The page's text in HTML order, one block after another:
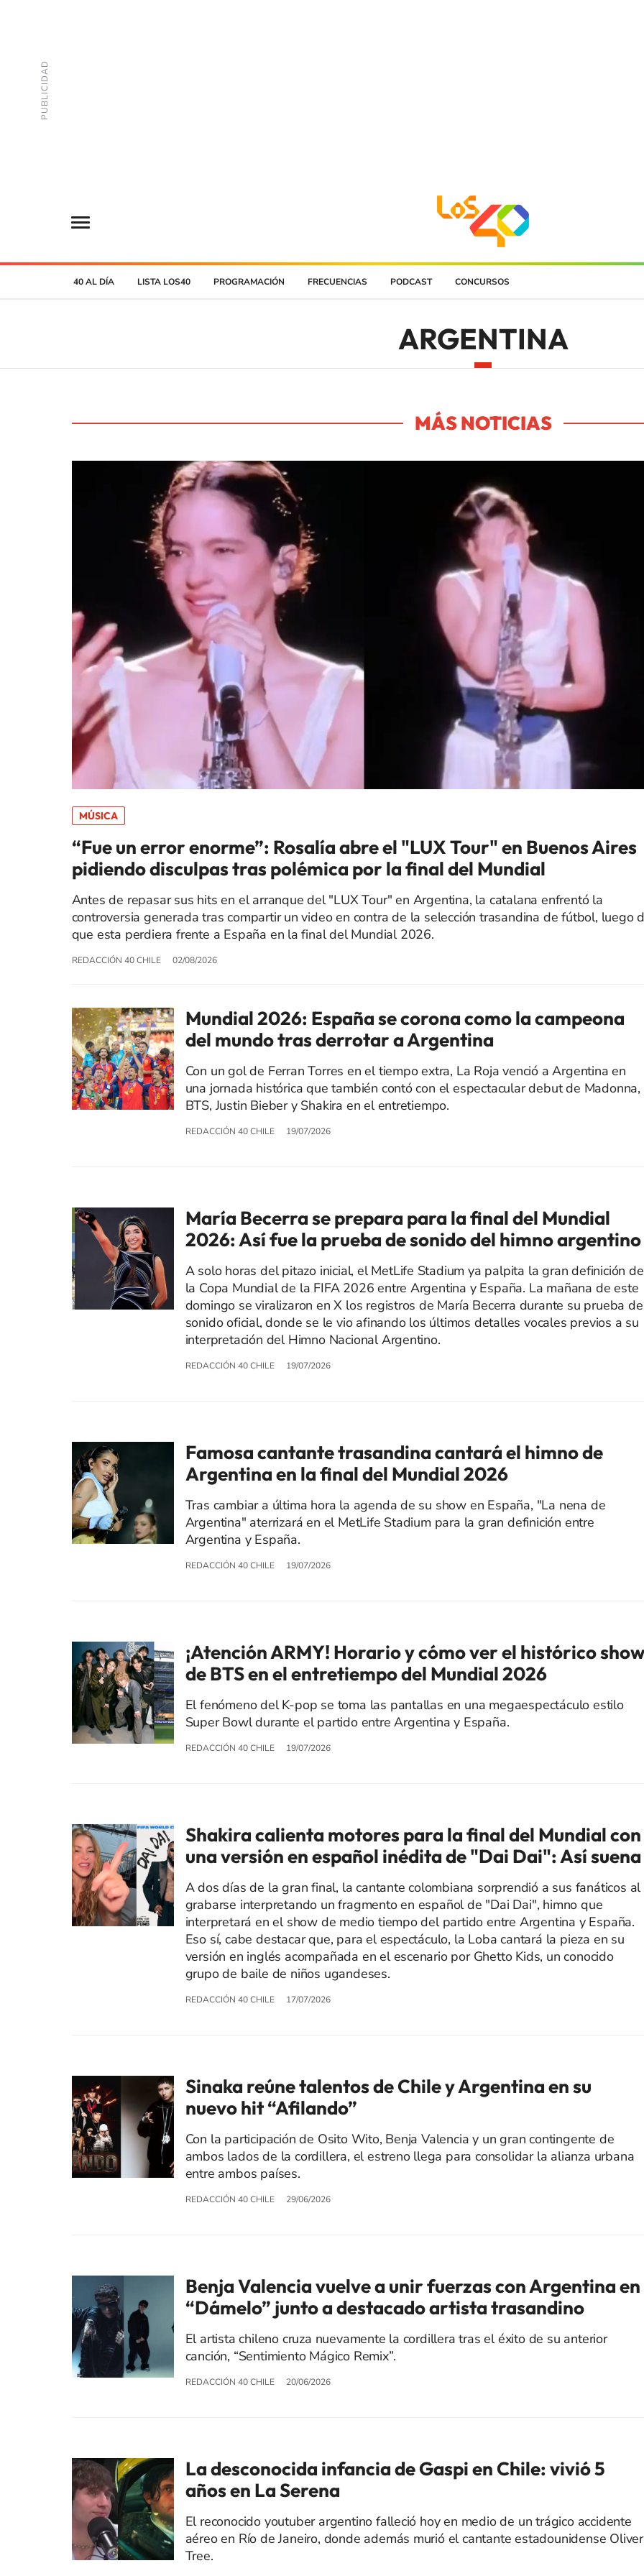
40 AL DÍA LISTA LOS40 PROGRAMACIÓN FRECUENCIAS PODCAST CONCURSOS
ARGENTINA
MÁS NOTICIAS
MÚSICA
“Fue un error enorme”: Rosalía abre el "LUX Tour" en Buenos Aires
pidiendo disculpas tras polémica por la final del Mundial
Antes de repasar sus hits en el arranque del "LUX Tour" en Argentina, la catalana enfrentó la
controversia generada tras compartir un video en contra de la selección trasandina de fútbol, luego
que esta perdiera frente a España en la final del Mundial 2026.
REDACCIÓN 40 CHILE 02/08/2026
Mundial 2026: España se corona como la campeona
del mundo tras derrotar a Argentina
Con un gol de Ferran Torres en el tiempo extra, La Roja venció a Argentina en
una jornada histórica que también contó con el espectacular debut de Madonna,
BTS, Justin Bieber y Shakira en el entretiempo.
REDACCIÓN 40 CHILE 19/07/2026
María Becerra se prepara para la final del Mundial
2026: Así fue la prueba de sonido del himno argentino
A solo horas del pitazo inicial, el MetLife Stadium ya palpita la gran definición de
la Copa Mundial de la FIFA 2026 entre Argentina y España. La mañana de este
domingo se viralizaron en X los registros de María Becerra durante su prueba de
sonido oficial, donde se le vio afinando los últimos detalles vocales previos a su
interpretación del Himno Nacional Argentino.
REDACCIÓN 40 CHILE 19/07/2026
Famosa cantante trasandina cantará el himno de
Argentina en la final del Mundial 2026
Tras cambiar a última hora la agenda de su show en España, "La nena de
Argentina" aterrizará en el MetLife Stadium para la gran definición entre
Argentina y España.
REDACCIÓN 40 CHILE 19/07/2026
¡Atención ARMY! Horario y cómo ver el histórico show
de BTS en el entretiempo del Mundial 2026
El fenómeno del K-pop se toma las pantallas en una megaespectáculo estilo
Super Bowl durante el partido entre Argentina y España.
REDACCIÓN 40 CHILE 19/07/2026
Shakira calienta motores para la final del Mundial con
una versión en español inédita de "Dai Dai": Así suena
A dos días de la gran final, la cantante colombiana sorprendió a sus fanáticos al
grabarse interpretando un fragmento en español de "Dai Dai", himno que
interpretará en el show de medio tiempo del partido entre Argentina y España.
Eso sí, cabe destacar que, para el espectáculo, la Loba cantará la pieza en su
versión en inglés acompañada en el escenario por Ghetto Kids, un conocido
grupo de baile de niños ugandeses.
REDACCIÓN 40 CHILE 17/07/2026
Sinaka reúne talentos de Chile y Argentina en su
nuevo hit “Afilando”
Con la participación de Osito Wito, Benja Valencia y un gran contingente de
ambos lados de la cordillera, el estreno llega para consolidar la alianza urbana
entre ambos países.
REDACCIÓN 40 CHILE 29/06/2026
Benja Valencia vuelve a unir fuerzas con Argentina en
“Dámelo” junto a destacado artista trasandino
El artista chileno cruza nuevamente la cordillera tras el éxito de su anterior
canción, “Sentimiento Mágico Remix”.
REDACCIÓN 40 CHILE 20/06/2026
La desconocida infancia de Gaspi en Chile: vivió 5
años en La Serena
El reconocido youtuber argentino falleció hoy en medio de un trágico accidente
aéreo en Río de Janeiro, donde además murió el cantante estadounidense Oliver
Tree.